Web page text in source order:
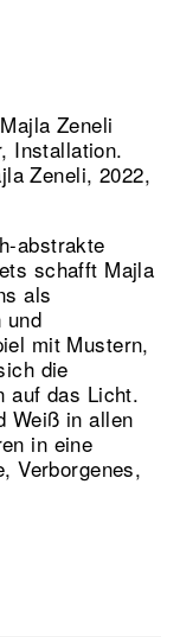
Zeneli
Installation.
Zeneli, 2022,
abstrakte
schafft Majla
als
und
mit Mustern,
die
auf das Licht.
Weiß in allen
in eine
Verborgenes,